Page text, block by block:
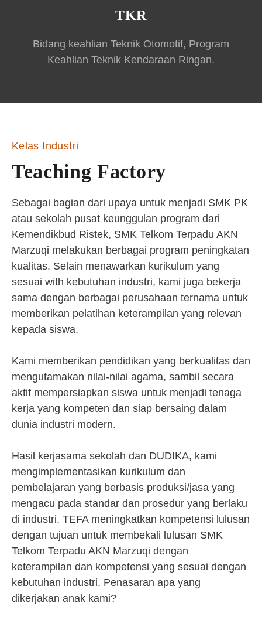
TKR
Bidang keahlian Teknik Otomotif, Program
Keahlian Teknik Kendaraan Ringan.
Kelas Industri
Teaching Factory
Sebagai bagian dari upaya untuk menjadi SMK PK
atau sekolah pusat keunggulan program dari
Kemendikbud Ristek, SMK Telkom Terpadu AKN
Marzuqi melakukan berbagai program peningkatan
kualitas. Selain menawarkan kurikulum yang
sesuai with kebutuhan industri, kami juga bekerja
sama dengan berbagai perusahaan ternama untuk
memberikan pelatihan keterampilan yang relevan
kepada siswa.
Kami memberikan pendidikan yang berkualitas dan
mengutamakan nilai-nilai agama, sambil secara
aktif mempersiapkan siswa untuk menjadi tenaga
kerja yang kompeten dan siap bersaing dalam
dunia industri modern.
Hasil kerjasama sekolah dan DUDIKA, kami
mengimplementasikan kurikulum dan
pembelajaran yang berbasis produksi/jasa yang
mengacu pada standar dan prosedur yang berlaku
di industri. TEFA meningkatkan kompetensi lulusan
dengan tujuan untuk membekali lulusan SMK
Telkom Terpadu AKN Marzuqi dengan
keterampilan dan kompetensi yang sesuai dengan
kebutuhan industri. Penasaran apa yang
dikerjakan anak kami?